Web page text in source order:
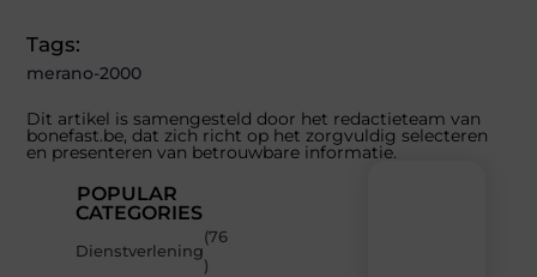
Tags:
merano-2000
Dit artikel is samengesteld door het redactieteam van
bonefast.be, dat zich richt op het zorgvuldig selecteren
en presenteren van betrouwbare informatie.
POPULAR
CATEGORIES
Dienstverlening
(76
)